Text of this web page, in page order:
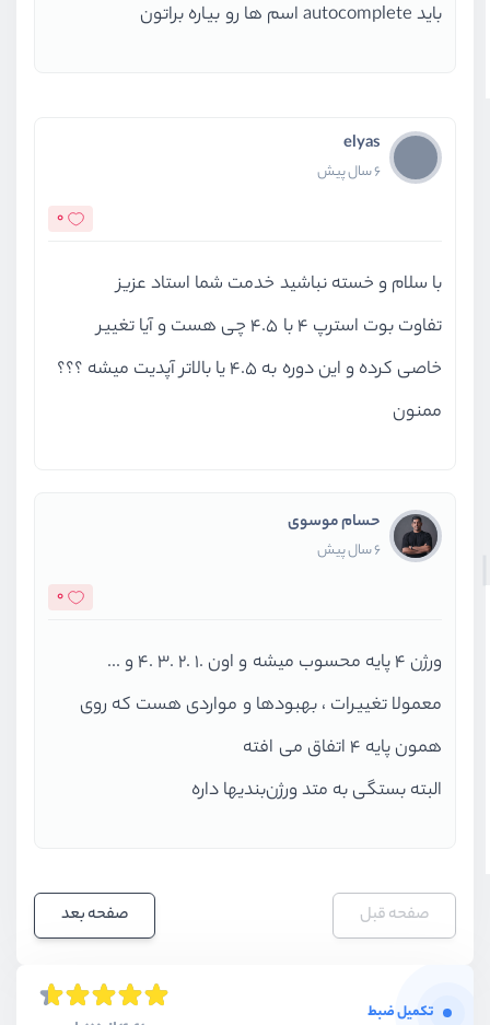
باید autocomplete اسم ها رو بیاره براتون
elyas
6 سال پیش
0
با سلام و خسته نباشید خدمت شما استاد عزیز
تفاوت بوت استرپ 4 با 4.5 چی هست و آیا تغییر
خاصی کرده و این دوره به 4.5 یا بالاتر آپدیت میشه ؟؟؟
ممنون
حسام موسوی
6 سال پیش
0
ورژن 4 پایه محسوب میشه و اون .1 .2 .3 .4 و ...
معمولا تغییرات ، بهبودها و مواردی هست که روی
همون پایه 4 اتفاق می افته
البته بستگی به متد ورژن‌بندیها داره
صفحه بعد صفحه قبل
تکمیل ضبط